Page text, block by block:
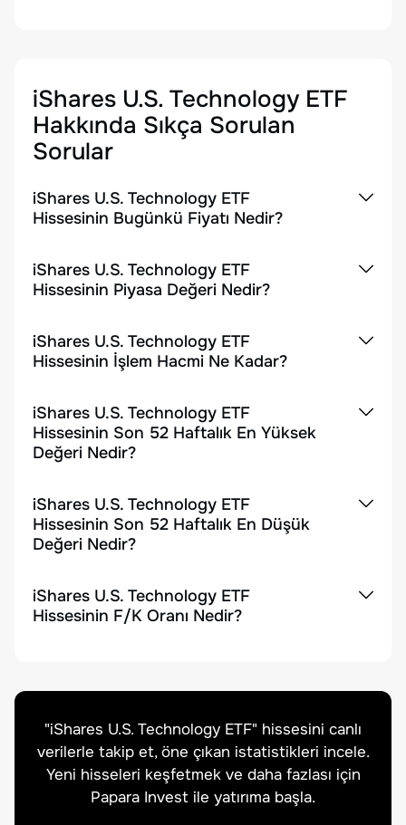
iShares U.S. Technology ETF
Hakkında Sıkça Sorulan
Sorular
iShares U.S. Technology ETF
Hissesinin Bugünkü Fiyatı Nedir?
iShares U.S. Technology ETF
Hissesinin Piyasa Değeri Nedir?
iShares U.S. Technology ETF
Hissesinin İşlem Hacmi Ne Kadar?
iShares U.S. Technology ETF
Hissesinin Son 52 Haftalık En Yüksek
Değeri Nedir?
iShares U.S. Technology ETF
Hissesinin Son 52 Haftalık En Düşük
Değeri Nedir?
iShares U.S. Technology ETF
Hissesinin F/K Oranı Nedir?
"iShares U.S. Technology ETF" hissesini canlı
verilerle takip et, öne çıkan istatistikleri incele.
Yeni hisseleri keşfetmek ve daha fazlası için
Papara Invest ile yatırıma başla.